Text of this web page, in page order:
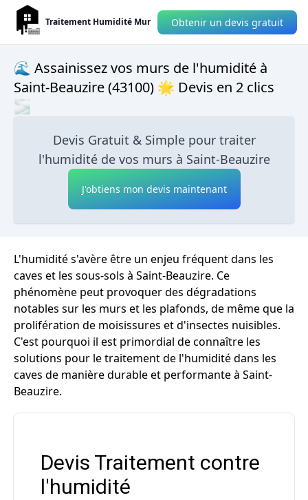
Traitement Humidité Mur Obtenir un devis gratuit
🌊 Assainissez vos murs de l'humidité à
Saint-Beauzire (43100) 🌟 Devis en 2 clics
🌫
Devis Gratuit & Simple pour traiter
l'humidité de vos murs à Saint-Beauzire
J'obtiens mon devis maintenant
L'humidité s'avère être un enjeu fréquent dans les
caves et les sous-sols à Saint-Beauzire. Ce
phénomène peut provoquer des dégradations
notables sur les murs et les plafonds, de même que la
prolifération de moisissures et d'insectes nuisibles.
C'est pourquoi il est primordial de connaître les
solutions pour le traitement de l'humidité dans les
caves de manière durable et performante à Saint-
Beauzire.
Devis Traitement contre
l'humidité